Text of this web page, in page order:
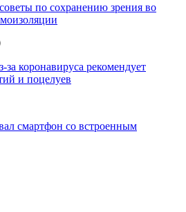
по сохранению зрения во
за коронавируса рекомендует
и поцелуев
смартфон со встроенным